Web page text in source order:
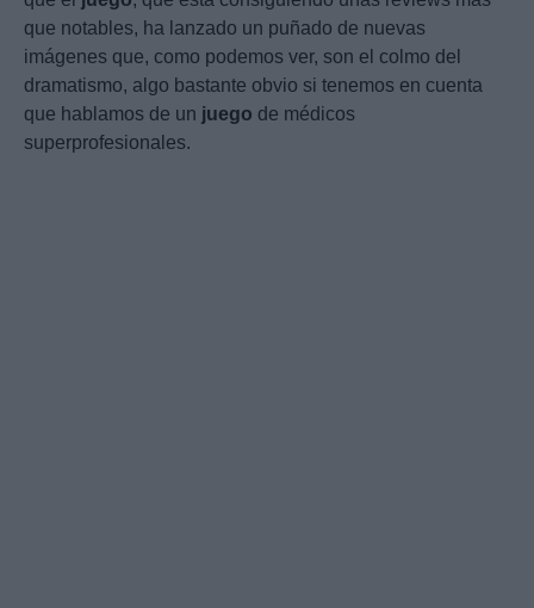
que notables, ha lanzado un puñado de nuevas
imágenes que, como podemos ver, son el colmo del
dramatismo, algo bastante obvio si tenemos en cuenta
que hablamos de un juego de médicos
superprofesionales.